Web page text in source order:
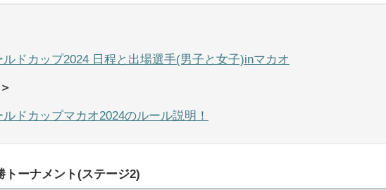
ドカップ2024 日程と出場選手(男子と女子)inマカオ
ドカップマカオ2024のルール説明！
トーナメント(ステージ2)